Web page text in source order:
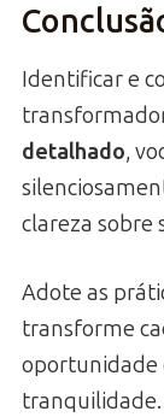
Identificar e
detalhado,
clareza sobre
Adote as
transforme
oportunidade
tranquilidade.